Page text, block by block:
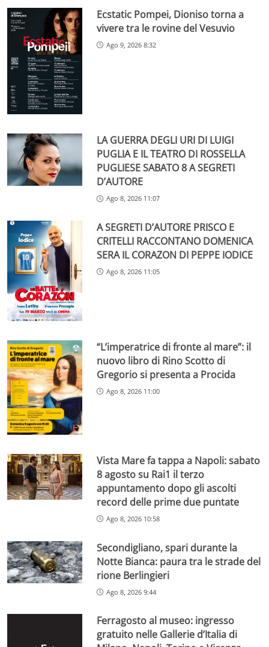
Ecstatic Pompei, Dioniso torna a
vivere tra le rovine del Vesuvio
Ago 9, 2026 8:32
LA GUERRA DEGLI URI DI LUIGI
PUGLIA E IL TEATRO DI ROSSELLA
PUGLIESE SABATO 8 A SEGRETI
D’AUTORE
Ago 8, 2026 11:07
A SEGRETI D’AUTORE PRISCO E
CRITELLI RACCONTANO DOMENICA
SERA IL CORAZON DI PEPPE IODICE
Ago 8, 2026 11:05
“L’imperatrice di fronte al mare”: il
nuovo libro di Rino Scotto di
Gregorio si presenta a Procida
Ago 8, 2026 11:00
Vista Mare fa tappa a Napoli: sabato
8 agosto su Rai1 il terzo
appuntamento dopo gli ascolti
record delle prime due puntate
Ago 8, 2026 10:58
Secondigliano, spari durante la
Notte Bianca: paura tra le strade del
rione Berlingieri
Ago 8, 2026 9:44
Ferragosto al museo: ingresso
gratuito nelle Gallerie d’Italia di